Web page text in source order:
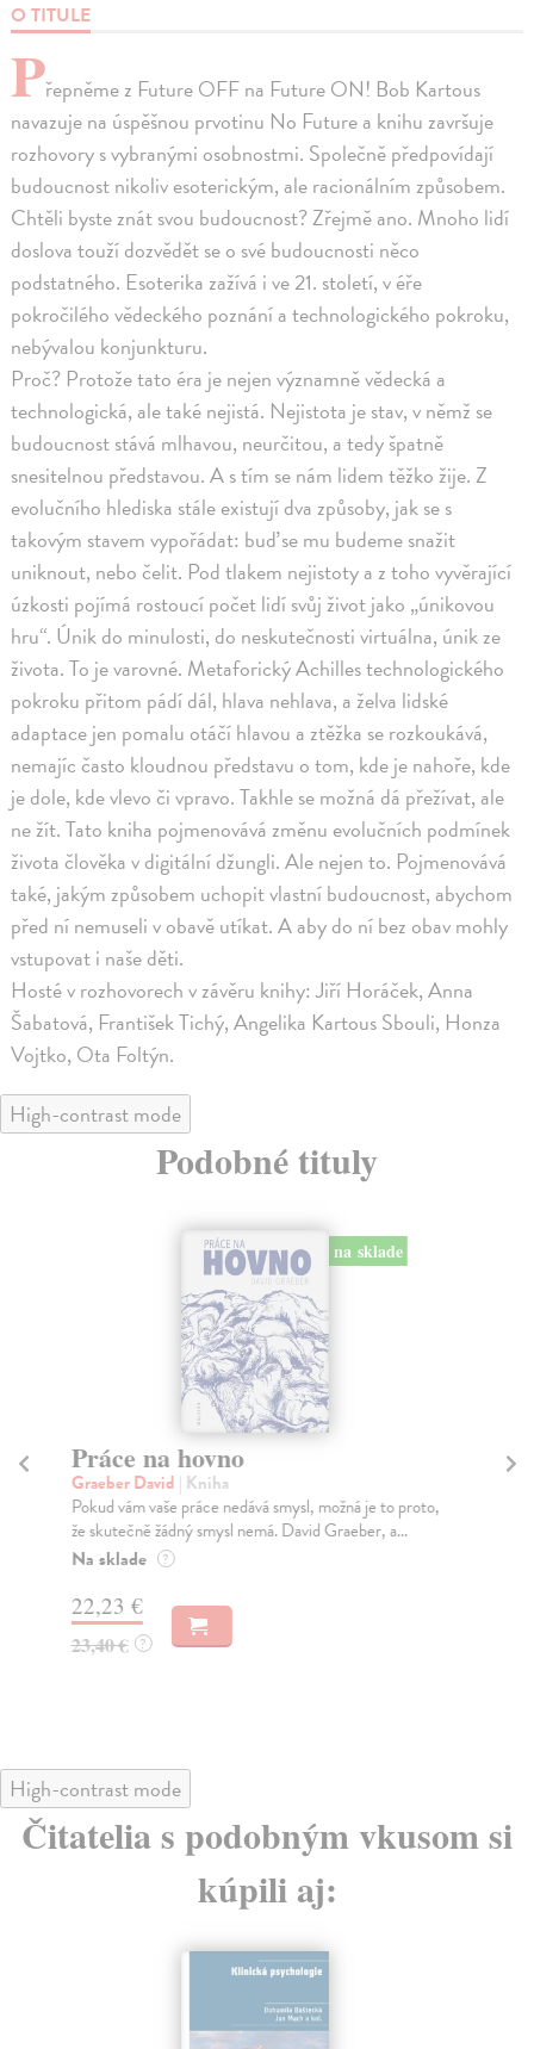
O TITULE
Přepněme z Future OFF na Future ON! Bob Kartous
navazuje na úspěšnou prvotinu No Future a knihu završuje
rozhovory s vybranými osobnostmi. Společně předpovídají
budoucnost nikoliv esoterickým, ale racionálním způsobem.
Chtěli byste znát svou budoucnost? Zřejmě ano. Mnoho lidí
doslova touží dozvědět se o své budoucnosti něco
podstatného. Esoterika zažívá i ve 21. století, v éře
pokročilého vědeckého poznání a technologického pokroku,
nebývalou konjunkturu.
Proč? Protože tato éra je nejen významně vědecká a
technologická, ale také nejistá. Nejistota je stav, v němž se
budoucnost stává mlhavou, neurčitou, a tedy špatně
snesitelnou představou. A s tím se nám lidem těžko žije. Z
evolučního hlediska stále existují dva způsoby, jak se s
takovým stavem vypořádat: buď se mu budeme snažit
uniknout, nebo čelit. Pod tlakem nejistoty a z toho vyvěrající
úzkosti pojímá rostoucí počet lidí svůj život jako „únikovou
hru“. Únik do minulosti, do neskutečnosti virtuálna, únik ze
života. To je varovné. Metaforický Achilles technologického
pokroku přitom pádí dál, hlava nehlava, a želva lidské
adaptace jen pomalu otáčí hlavou a ztěžka se rozkoukává,
nemajíc často kloudnou představu o tom, kde je nahoře, kde
je dole, kde vlevo či vpravo. Takhle se možná dá přežívat, ale
ne žít. Tato kniha pojmenovává změnu evolučních podmínek
života člověka v digitální džungli. Ale nejen to. Pojmenovává
také, jakým způsobem uchopit vlastní budoucnost, abychom
před ní nemuseli v obavě utíkat. A aby do ní bez obav mohly
vstupovat i naše děti.
Hosté v rozhovorech v závěru knihy: Jiří Horáček, Anna
Šabatová, František Tichý, Angelika Kartous Sbouli, Honza
Vojtko, Ota Foltýn.
High-contrast mode
Podobné tituly
na sklade
Práce na hovno
Graeber David | Kniha
Pokud vám vaše práce nedává smysl, možná je to proto,
že skutečně žádný smysl nemá. David Graeber, a...
Na sklade ?
22,23 €
23,40 € ?
High-contrast mode
Čitatelia s podobným vkusom si
kúpili aj: